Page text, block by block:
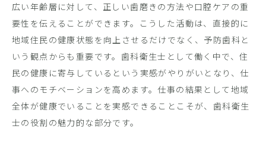
広い年齢層に対して、正しい歯磨きの方法や口腔ケアの重
要性を伝えることができます。こうした活動は、直接的に
地域住民の健康状態を向上させるだけでなく、予防歯科と
いう観点からも重要です。歯科衛生士として働く中で、住
民の健康に寄与しているという実感がやりがいとなり、仕
事へのモチベーションを高めます。仕事の結果として地域
全体が健康でいることを実感できることこそが、歯科衛生
士の役割の魅力的な部分です。